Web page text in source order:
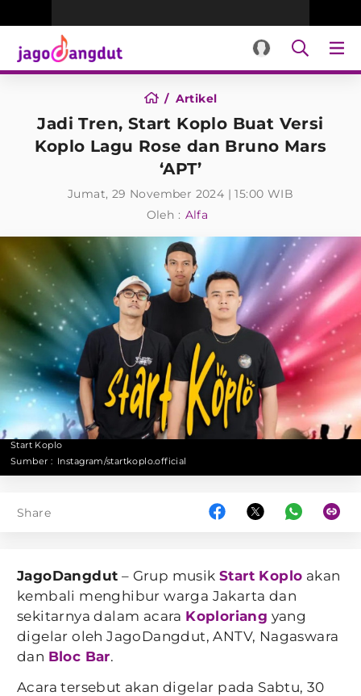
Artikel
Jadi Tren, Start Koplo Buat Versi
Koplo Lagu Rose dan Bruno Mars
‘APT’
Jumat, 29 November 2024 | 15:00 WIB
Oleh : Alfa
Start Koplo
Sumber : Instagram/startkoplo.official
Share
JagoDangdut – Grup musikStart Koplo akan
kembali menghibur warga Jakarta dan
sekitarnya dalam acara Koploriang yang
digelar oleh JagoDangdut, ANTV, Nagaswara
dan Bloc Bar.
Acara tersebut akan digelar pada Sabtu, 30